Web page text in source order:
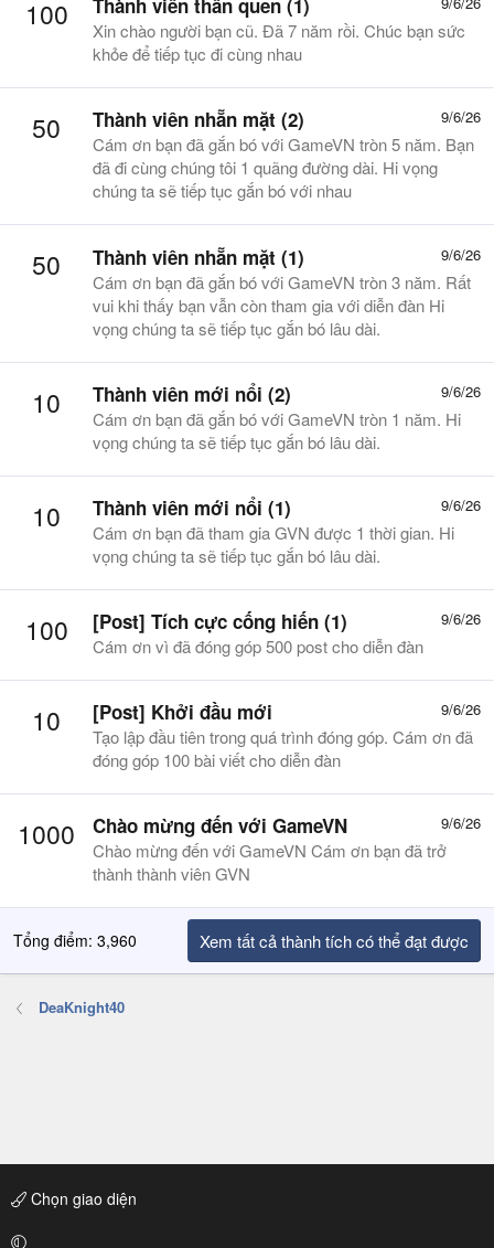
100 Thành viên thân quen (1)
Xin chào người bạn cũ. Đã 7 năm rồi. Chúc bạn sức
khỏe để tiếp tục đi cùng nhau
50 9/6/26
Thành viên nhẵn mặt (2)
Cám ơn bạn đã gắn bó với GameVN tròn 5 năm. Bạn
đã đi cùng chúng tôi 1 quãng đường dài. Hi vọng
chúng ta sẽ tiếp tục gắn bó với nhau
50 9/6/26
Thành viên nhẵn mặt (1)
Cám ơn bạn đã gắn bó với GameVN tròn 3 năm. Rất
vui khi thấy bạn vẫn còn tham gia với diễn đàn Hi
vọng chúng ta sẽ tiếp tục gắn bó lâu dài.
10 9/6/26
Thành viên mới nổi (2)
Cám ơn bạn đã gắn bó với GameVN tròn 1 năm. Hi
vọng chúng ta sẽ tiếp tục gắn bó lâu dài.
10 9/6/26
Thành viên mới nổi (1)
Cám ơn bạn đã tham gia GVN được 1 thời gian. Hi
vọng chúng ta sẽ tiếp tục gắn bó lâu dài.
100 9/6/26
[Post] Tích cực cống hiến (1)
Cám ơn vì đã đóng góp 500 post cho diễn đàn
10 9/6/26
[Post] Khởi đầu mới
Tạo lập đầu tiên trong quá trình đóng góp. Cám ơn đã
đóng góp 100 bài viết cho diễn đàn
1000 9/6/26
Chào mừng đến với GameVN
Chào mừng đến với GameVN Cám ơn bạn đã trở
thành thành viên GVN
Tổng điểm: 3,960 Xem tất cả thành tích có thể đạt được
DeaKnight40
Chọn giao diện